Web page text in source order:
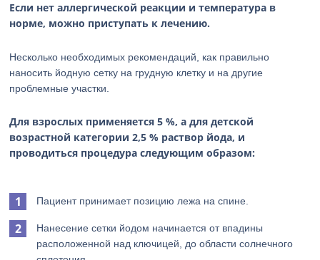
Если нет аллергической реакции и температура в
норме, можно приступать к лечению.
Несколько необходимых рекомендаций, как правильно
наносить йодную сетку на грудную клетку и на другие
проблемные участки.
Для взрослых применяется 5 %, а для детской
возрастной категории 2,5 % раствор йода, и
проводиться процедура следующим образом:
Пациент принимает позицию лежа на спине.
Нанесение сетки йодом начинается от впадины
расположенной над ключицей, до области солнечного